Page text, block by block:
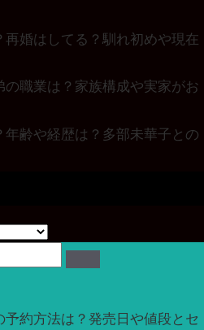
婚はしてる？馴れ初めや現在
の職業は？家族構成や実家がお
齢や経歴は？多部未華子との
予約方法は？発売日や値段とセ